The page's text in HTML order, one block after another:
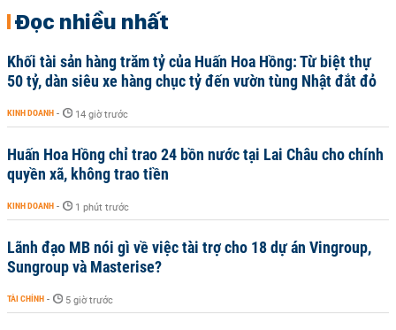
Đọc nhiều nhất
Khối tài sản hàng trăm tỷ của Huấn Hoa Hồng: Từ biệt thự
50 tỷ, dàn siêu xe hàng chục tỷ đến vườn tùng Nhật đắt đỏ
KINH DOANH - 14 giờ trước
Huấn Hoa Hồng chỉ trao 24 bồn nước tại Lai Châu cho chính
quyền xã, không trao tiền
KINH DOANH - 1 phút trước
Lãnh đạo MB nói gì về việc tài trợ cho 18 dự án Vingroup,
Sungroup và Masterise?
TÀI CHÍNH - 5 giờ trước